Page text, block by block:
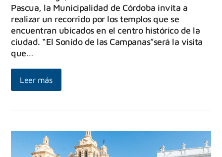
Pascua, la Municipalidad de Córdoba invita a
realizar un recorrido por los templos que se
encuentran ubicados en el centro histórico de la
ciudad. “El Sonido de las Campanas”será la visita
que…
Leer más